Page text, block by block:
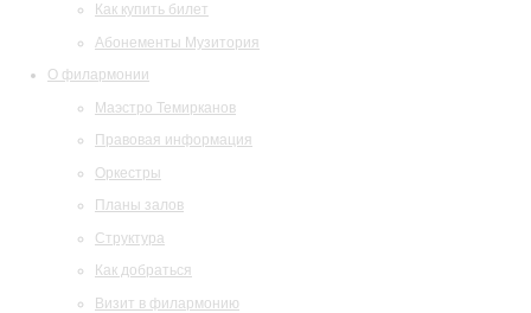
Как купить билет
Абонементы Музитория
О филармонии
Маэстро Темирканов
Правовая информация
Оркестры
Планы залов
Структура
Как добраться
Визит в филармонию